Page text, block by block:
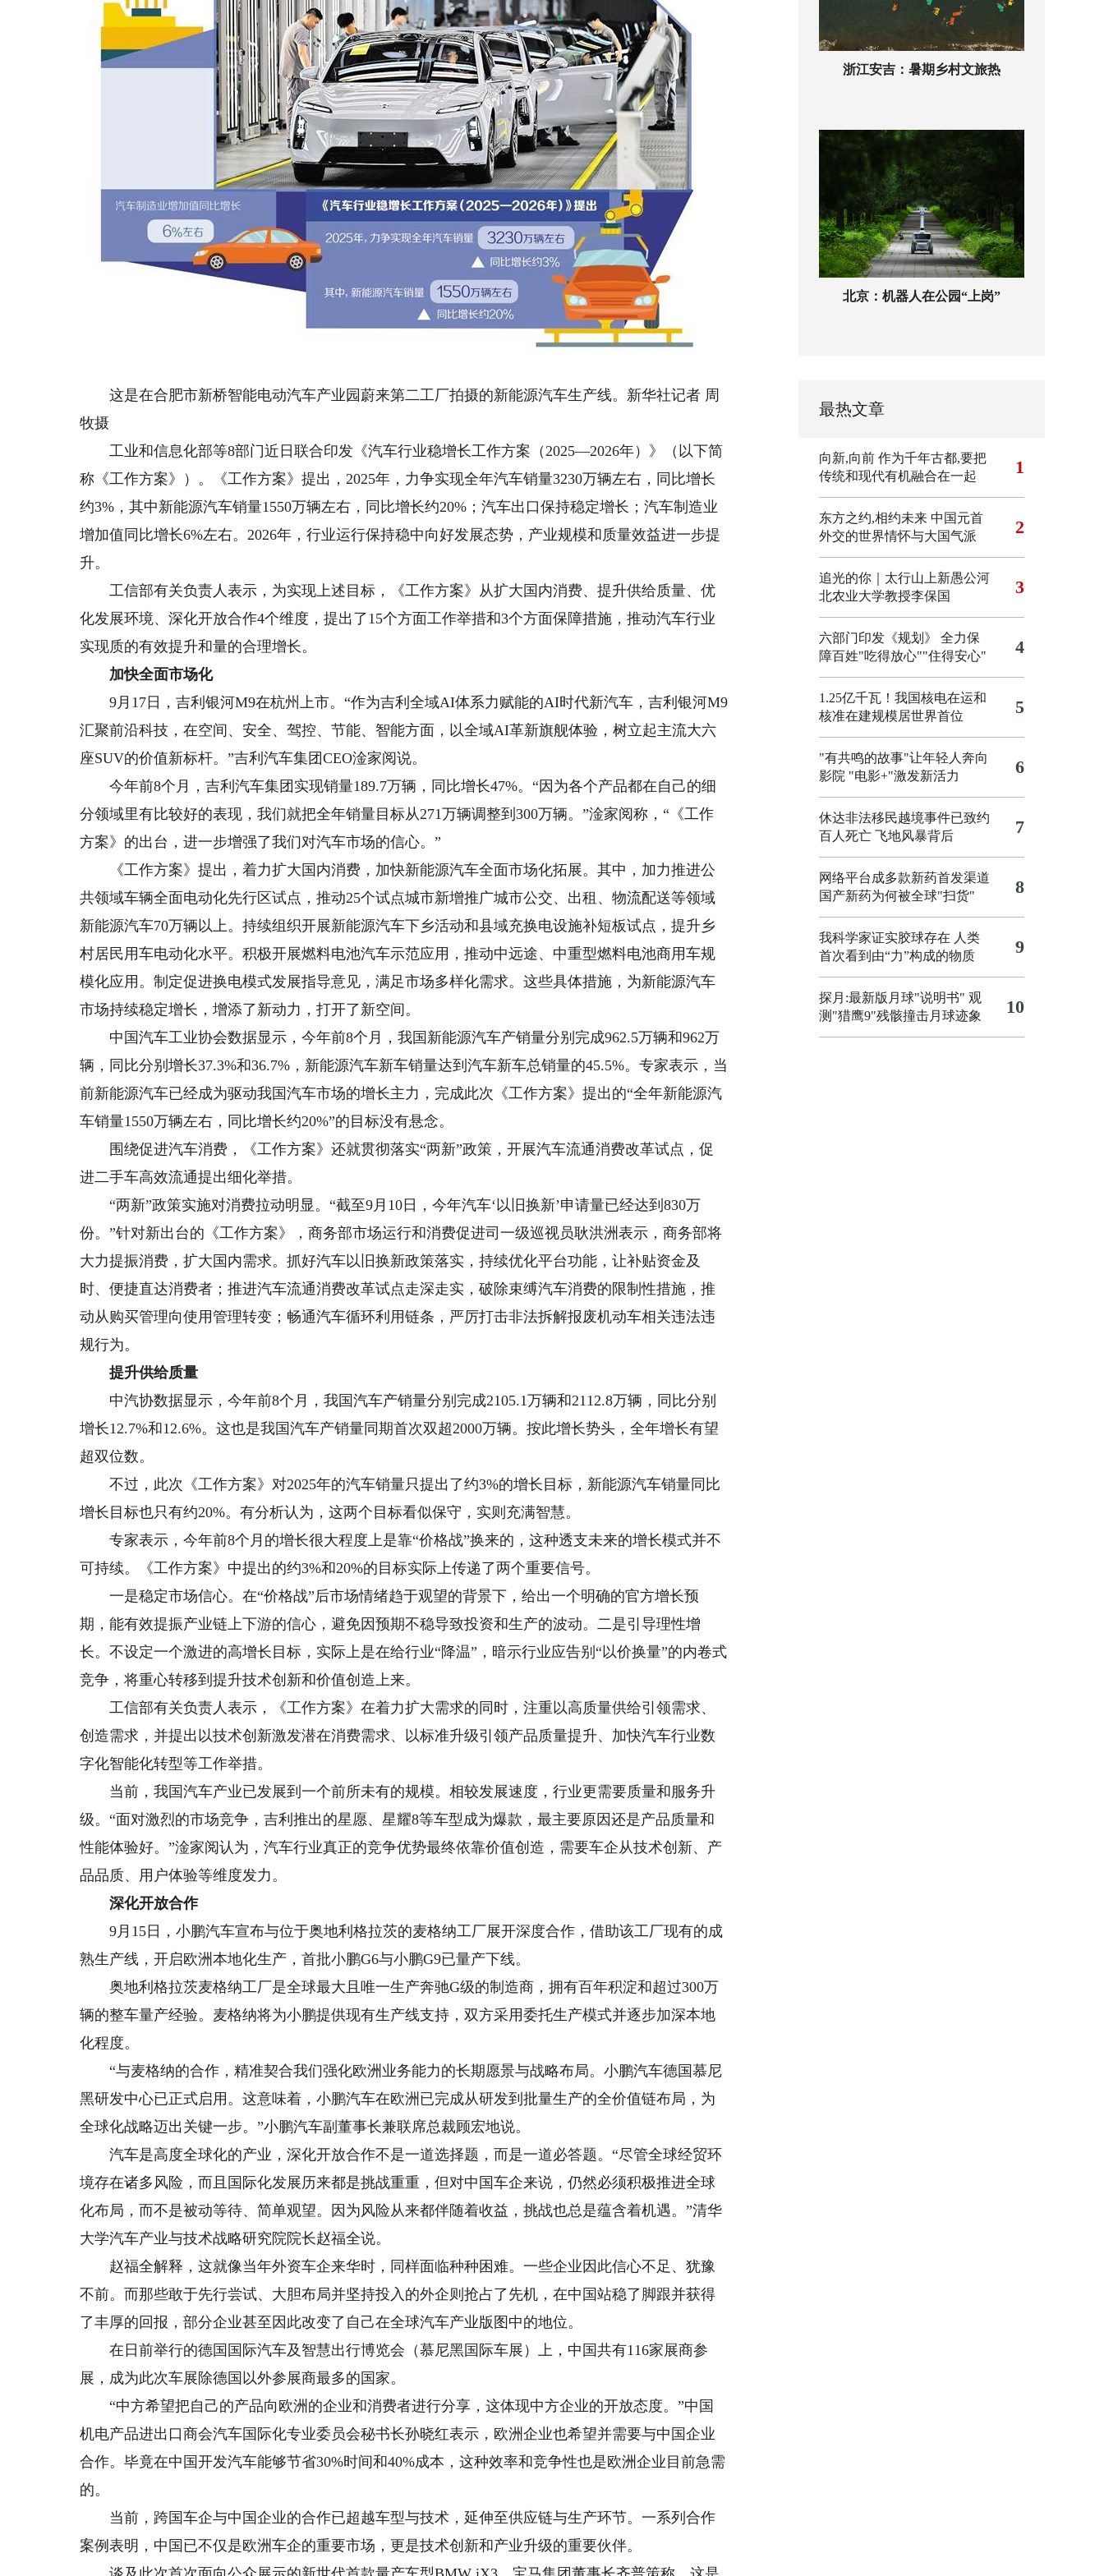
这是在合肥市新桥智能电动汽车产业园蔚来第二工厂拍摄的新能源汽车生产线。新华社记者 周
牧摄
工业和信息化部等8部门近日联合印发《汽车行业稳增长工作方案（2025—2026年）》（以下简
称《工作方案》）。《工作方案》提出，2025年，力争实现全年汽车销量3230万辆左右，同比增长
约3%，其中新能源汽车销量1550万辆左右，同比增长约20%；汽车出口保持稳定增长；汽车制造业
增加值同比增长6%左右。2026年，行业运行保持稳中向好发展态势，产业规模和质量效益进一步提
升。
工信部有关负责人表示，为实现上述目标，《工作方案》从扩大国内消费、提升供给质量、优
化发展环境、深化开放合作4个维度，提出了15个方面工作举措和3个方面保障措施，推动汽车行业
实现质的有效提升和量的合理增长。
加快全面市场化
9月17日，吉利银河M9在杭州上市。“作为吉利全域AI体系力赋能的AI时代新汽车，吉利银河M9
汇聚前沿科技，在空间、安全、驾控、节能、智能方面，以全域AI革新旗舰体验，树立起主流大六
座SUV的价值新标杆。”吉利汽车集团CEO淦家阅说。
今年前8个月，吉利汽车集团实现销量189.7万辆，同比增长47%。“因为各个产品都在自己的细
分领域里有比较好的表现，我们就把全年销量目标从271万辆调整到300万辆。”淦家阅称，“《工作
方案》的出台，进一步增强了我们对汽车市场的信心。”
《工作方案》提出，着力扩大国内消费，加快新能源汽车全面市场化拓展。其中，加力推进公
共领域车辆全面电动化先行区试点，推动25个试点城市新增推广城市公交、出租、物流配送等领域
新能源汽车70万辆以上。持续组织开展新能源汽车下乡活动和县域充换电设施补短板试点，提升乡
村居民用车电动化水平。积极开展燃料电池汽车示范应用，推动中远途、中重型燃料电池商用车规
模化应用。制定促进换电模式发展指导意见，满足市场多样化需求。这些具体措施，为新能源汽车
市场持续稳定增长，增添了新动力，打开了新空间。
中国汽车工业协会数据显示，今年前8个月，我国新能源汽车产销量分别完成962.5万辆和962万
辆，同比分别增长37.3%和36.7%，新能源汽车新车销量达到汽车新车总销量的45.5%。专家表示，当
前新能源汽车已经成为驱动我国汽车市场的增长主力，完成此次《工作方案》提出的“全年新能源汽
车销量1550万辆左右，同比增长约20%”的目标没有悬念。
围绕促进汽车消费，《工作方案》还就贯彻落实“两新”政策，开展汽车流通消费改革试点，促
进二手车高效流通提出细化举措。
“两新”政策实施对消费拉动明显。“截至9月10日，今年汽车‘以旧换新’申请量已经达到830万
份。”针对新出台的《工作方案》，商务部市场运行和消费促进司一级巡视员耿洪洲表示，商务部将
大力提振消费，扩大国内需求。抓好汽车以旧换新政策落实，持续优化平台功能，让补贴资金及
时、便捷直达消费者；推进汽车流通消费改革试点走深走实，破除束缚汽车消费的限制性措施，推
动从购买管理向使用管理转变；畅通汽车循环利用链条，严厉打击非法拆解报废机动车相关违法违
规行为。
提升供给质量
中汽协数据显示，今年前8个月，我国汽车产销量分别完成2105.1万辆和2112.8万辆，同比分别
增长12.7%和12.6%。这也是我国汽车产销量同期首次双超2000万辆。按此增长势头，全年增长有望
超双位数。
不过，此次《工作方案》对2025年的汽车销量只提出了约3%的增长目标，新能源汽车销量同比
增长目标也只有约20%。有分析认为，这两个目标看似保守，实则充满智慧。
专家表示，今年前8个月的增长很大程度上是靠“价格战”换来的，这种透支未来的增长模式并不
可持续。《工作方案》中提出的约3%和20%的目标实际上传递了两个重要信号。
一是稳定市场信心。在“价格战”后市场情绪趋于观望的背景下，给出一个明确的官方增长预
期，能有效提振产业链上下游的信心，避免因预期不稳导致投资和生产的波动。二是引导理性增
长。不设定一个激进的高增长目标，实际上是在给行业“降温”，暗示行业应告别“以价换量”的内卷式
竞争，将重心转移到提升技术创新和价值创造上来。
工信部有关负责人表示，《工作方案》在着力扩大需求的同时，注重以高质量供给引领需求、
创造需求，并提出以技术创新激发潜在消费需求、以标准升级引领产品质量提升、加快汽车行业数
字化智能化转型等工作举措。
当前，我国汽车产业已发展到一个前所未有的规模。相较发展速度，行业更需要质量和服务升
级。“面对激烈的市场竞争，吉利推出的星愿、星耀8等车型成为爆款，最主要原因还是产品质量和
性能体验好。”淦家阅认为，汽车行业真正的竞争优势最终依靠价值创造，需要车企从技术创新、产
品品质、用户体验等维度发力。
深化开放合作
9月15日，小鹏汽车宣布与位于奥地利格拉茨的麦格纳工厂展开深度合作，借助该工厂现有的成
熟生产线，开启欧洲本地化生产，首批小鹏G6与小鹏G9已量产下线。
奥地利格拉茨麦格纳工厂是全球最大且唯一生产奔驰G级的制造商，拥有百年积淀和超过300万
辆的整车量产经验。麦格纳将为小鹏提供现有生产线支持，双方采用委托生产模式并逐步加深本地
化程度。
“与麦格纳的合作，精准契合我们强化欧洲业务能力的长期愿景与战略布局。小鹏汽车德国慕尼
黑研发中心已正式启用。这意味着，小鹏汽车在欧洲已完成从研发到批量生产的全价值链布局，为
全球化战略迈出关键一步。”小鹏汽车副董事长兼联席总裁顾宏地说。
汽车是高度全球化的产业，深化开放合作不是一道选择题，而是一道必答题。“尽管全球经贸环
境存在诸多风险，而且国际化发展历来都是挑战重重，但对中国车企来说，仍然必须积极推进全球
化布局，而不是被动等待、简单观望。因为风险从来都伴随着收益，挑战也总是蕴含着机遇。”清华
大学汽车产业与技术战略研究院院长赵福全说。
赵福全解释，这就像当年外资车企来华时，同样面临种种困难。一些企业因此信心不足、犹豫
不前。而那些敢于先行尝试、大胆布局并坚持投入的外企则抢占了先机，在中国站稳了脚跟并获得
了丰厚的回报，部分企业甚至因此改变了自己在全球汽车产业版图中的地位。
在日前举行的德国国际汽车及智慧出行博览会（慕尼黑国际车展）上，中国共有116家展商参
展，成为此次车展除德国以外参展商最多的国家。
“中方希望把自己的产品向欧洲的企业和消费者进行分享，这体现中方企业的开放态度。”中国
机电产品进出口商会汽车国际化专业委员会秘书长孙晓红表示，欧洲企业也希望并需要与中国企业
合作。毕竟在中国开发汽车能够节省30%时间和40%成本，这种效率和竞争性也是欧洲企业目前急需
的。
当前，跨国车企与中国企业的合作已超越车型与技术，延伸至供应链与生产环节。一系列合作
案例表明，中国已不仅是欧洲车企的重要市场，更是技术创新和产业升级的重要伙伴。
浙江安吉：暑期乡村文旅热
北京：机器人在公园“上岗”
最热文章
向新,向前 作为千年古都,要把
传统和现代有机融合在一起
1
东方之约,相约未来 中国元首
外交的世界情怀与大国气派
2
追光的你｜太行山上新愚公河
北农业大学教授李保国
3
六部门印发《规划》 全力保
障百姓"吃得放心""住得安心"
4
1.25亿千瓦！我国核电在运和
核准在建规模居世界首位
5
"有共鸣的故事"让年轻人奔向
影院 "电影+"激发新活力 6
休达非法移民越境事件已致约
百人死亡 飞地风暴背后 7
网络平台成多款新药首发渠道
国产新药为何被全球"扫货"
8
我科学家证实胶球存在 人类
首次看到由“力”构成的物质
9
探月:最新版月球"说明书" 观
测"猎鹰9"残骸撞击月球迹象
10